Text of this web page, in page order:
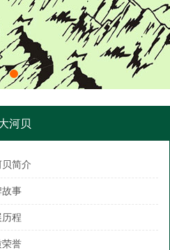
河贝
贝简介
事
程
荣誉